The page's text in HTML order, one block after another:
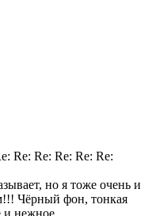
Re: Re: Re: Re: Re:
но я тоже очень и
Чёрный фон, тонкая